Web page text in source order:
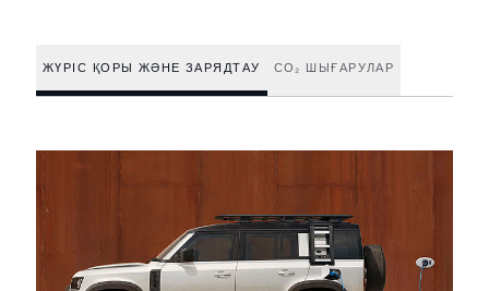
ЖҮРІС ҚОРЫ ЖӘНЕ ЗАРЯДТАУ CO₂ ШЫҒАРУЛАР